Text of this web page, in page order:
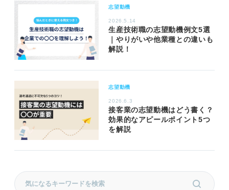
志望動機
2026.5.14
生産技術職の志望動機例文5選
｜やりがいや他業種との違いも
解説！
志望動機
2026.6.3
接客業の志望動機はどう書く？
効果的なアピールポイント5つ
を解説